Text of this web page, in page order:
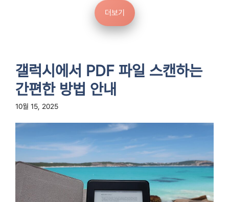
더보기
갤럭시에서 PDF 파일 스캔하는
간편한 방법 안내
10월 15, 2025